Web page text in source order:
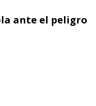
ante el peligro